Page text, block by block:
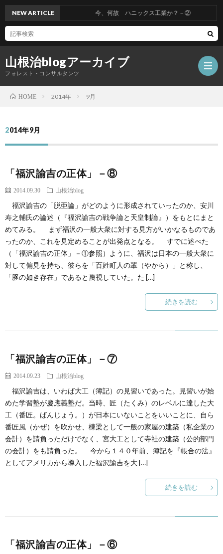
山根治blogアーカイブ
フォレスト・コンサルタンツ
冤
を
創
る
根
治
blog
会
社
案
NEW ARTICLE 今、何故 ハニックス工業か？－②
HOME 2014年 9月
2014年9月
「福沢諭吉の正体」－⑧
2014.09.30 山根治blog
福沢諭吉の「脱亜論」がどのように形成されていったのか、安川
寿之輔氏の論述（『福沢諭吉の戦争論と天皇制論』）をもとにまと
めてみる。 まず福沢の一般大衆に対する見方がいかなるものであ
ったのか、これを見定めることが出発点となる。 すでに述べた
（「福沢諭吉の正体」－①参照）ように、福沢は日本の一般大衆に
対して偏見を持ち、彼らを「百姓町人の輩（やから）」と称し、
「豚の如き存在」であると蔑視していた。た […]
続きを読む
「福沢諭吉の正体」－⑦
2014.09.23 山根治blog
福沢諭吉は、いわば大工（簿記）の見習いであった。見習いが始
めた学習塾が慶應義塾だ。当時、匠（たくみ）のレベルに達した大
工（番匠。ばんじょう。）が日本にいないことをいいことに、自ら
番匠風（かぜ）を吹かせ、棟梁として一般の家屋の建築（私企業の
会計）を請負っただけでなく、宮大工として寺社の建築（公的部門
の会計）をも請負った。 今から１４０年前、簿記を『帳合の法』
としてアメリカから導入した福沢諭吉を大 […]
続きを読む
「福沢諭吉の正体」－⑥